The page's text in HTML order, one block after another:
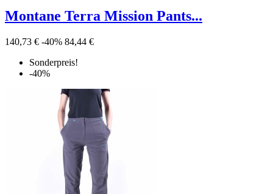
Montane Terra Mission Pants...
140,73 € -40% 84,44 €
Sonderpreis!
-40%